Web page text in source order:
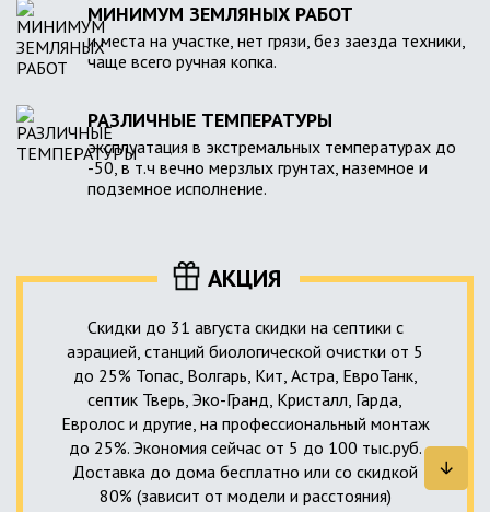
МИНИМУМ ЗЕМЛЯНЫХ РАБОТ
и места на участке, нет грязи, без заезда техники,
чаще всего ручная копка.
РАЗЛИЧНЫЕ ТЕМПЕРАТУРЫ
эксплуатация в экстремальных температурах до
-50, в т.ч вечно мерзлых грунтах, наземное и
подземное исполнение.
АКЦИЯ
Скидки до 31 августа скидки на септики с
аэрацией, станций биологической очистки от 5
до 25% Топас, Волгарь, Кит, Астра, ЕвроТанк,
септик Тверь, Эко-Гранд, Кристалл, Гарда,
Евролос и другие, на профессиональный монтаж
до 25%. Экономия сейчас от 5 до 100 тыс.руб.
Доставка до дома бесплатно или со скидкой
80% (зависит от модели и расстояния)